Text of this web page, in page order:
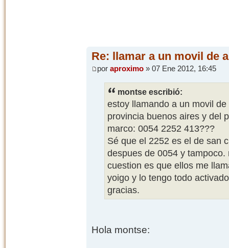
Re: llamar a un movil de
por aproximo» 07 Ene 2012, 16:45
montse escribió:
estoy llamando a un movil
provincia buenos aires y del
marco: 0054 2252 413???
Sé que el 2252 es el de san
despues de 0054 y
cuestion es que ellos me
yoigo y lo tengo todo
gracias.
Hola montse: